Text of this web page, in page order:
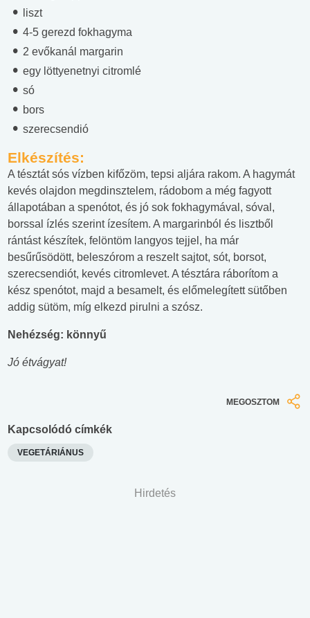
liszt
4-5 gerezd fokhagyma
2 evőkanál margarin
egy löttyenetnyi citromlé
só
bors
szerecsendió
Elkészítés:
A tésztát sós vízben kifőzöm, tepsi aljára rakom. A hagymát
kevés olajdon megdinsztelem, rádobom a még fagyott
állapotában a spenótot, és jó sok fokhagymával, sóval,
borssal ízlés szerint ízesítem. A margarinból és lisztből
rántást készítek, felöntöm langyos tejjel, ha már
besűrűsödött, beleszórom a reszelt sajtot, sót, borsot,
szerecsendiót, kevés citromlevet. A tésztára ráborítom a
kész spenótot, majd a besamelt, és előmelegített sütőben
addig sütöm, míg elkezd pirulni a szósz.
Nehézség: könnyű
Jó étvágyat!
MEGOSZTOM
Kapcsolódó címkék
VEGETÁRIÁNUS
Hirdetés